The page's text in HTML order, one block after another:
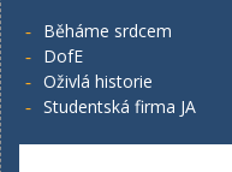
Běháme srdcem
DofE
Oživlá historie
Studentská firma JA